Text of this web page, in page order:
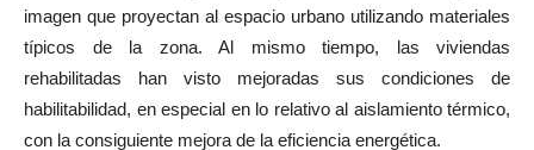
imagen que proyectan al espacio urbano utilizando materiales
típicos de la zona. Al mismo tiempo, las viviendas
rehabilitadas han visto mejoradas sus condiciones de
habilitabilidad, en especial en lo relativo al aislamiento térmico,
con la consiguiente mejora de la eficiencia energética.